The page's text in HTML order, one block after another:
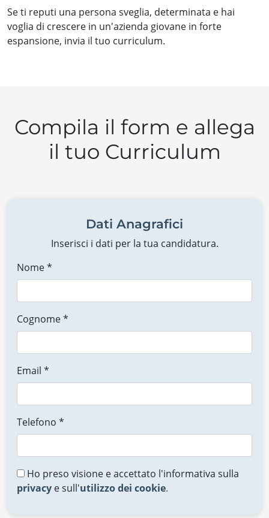
Se ti reputi una persona sveglia, determinata e hai
voglia di crescere in un'azienda giovane in forte
espansione, invia il tuo curriculum.
Compila il form e allega
il tuo Curriculum
Dati Anagrafici
Inserisci i dati per la tua candidatura.
Nome *
Cognome *
Email *
Telefono *
Ho preso visione e accettato l'informativa sulla
privacy e sull'utilizzo dei cookie.